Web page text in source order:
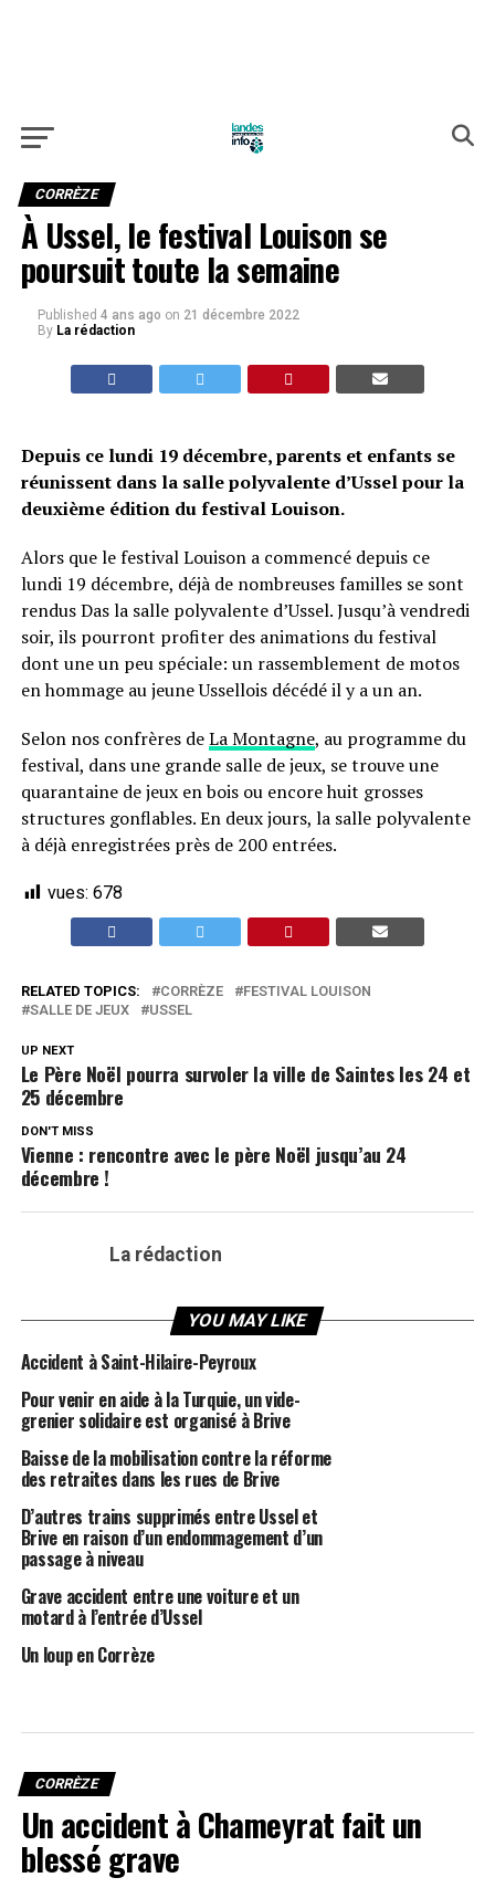
CORRÈZE
À Ussel, le festival Louison se
poursuit toute la semaine
Published 4 ans ago on 21 décembre 2022
By La rédaction
Depuis ce lundi 19 décembre, parents et enfants se
réunissent dans la salle polyvalente d’Ussel pour la
deuxième édition du festival Louison.
Alors que le festival Louison a commencé depuis ce
lundi 19 décembre, déjà de nombreuses familles se sont
rendus Das la salle polyvalente d’Ussel. Jusqu’à vendredi
soir, ils pourront profiter des animations du festival
dont une un peu spéciale: un rassemblement de motos
en hommage au jeune Ussellois décédé il y a un an.
Selon nos confrères deLa Montagne, au programme du
festival, dans une grande salle de jeux, se trouve une
quarantaine de jeux en bois ou encore huit grosses
structures gonflables. En deux jours, la salle polyvalente
à déjà enregistrées près de 200 entrées.
vues: 678
RELATED TOPICS: CORRÈZE
FESTIVAL LOUISON
SALLE DE JEUX
USSEL
UP NEXT
Le Père Noël pourra survoler la ville de Saintes les 24 et
25 décembre
DON'T MISS
Vienne : rencontre avec le père Noël jusqu’au 24
décembre !
La rédaction
YOU MAY LIKE
Accident à Saint-Hilaire-Peyroux
Pour venir en aide à la Turquie, un vide-
grenier solidaire est organisé à Brive
Baisse de la mobilisation contre la réforme
des retraites dans les rues de Brive
D’autres trains supprimés entre Ussel et
Brive en raison d’un endommagement d’un
passage à niveau
Grave accident entre une voiture et un
motard à l’entrée d’Ussel
Un loup en Corrèze
CORRÈZE
Un accident à Chameyrat fait un
blessé grave